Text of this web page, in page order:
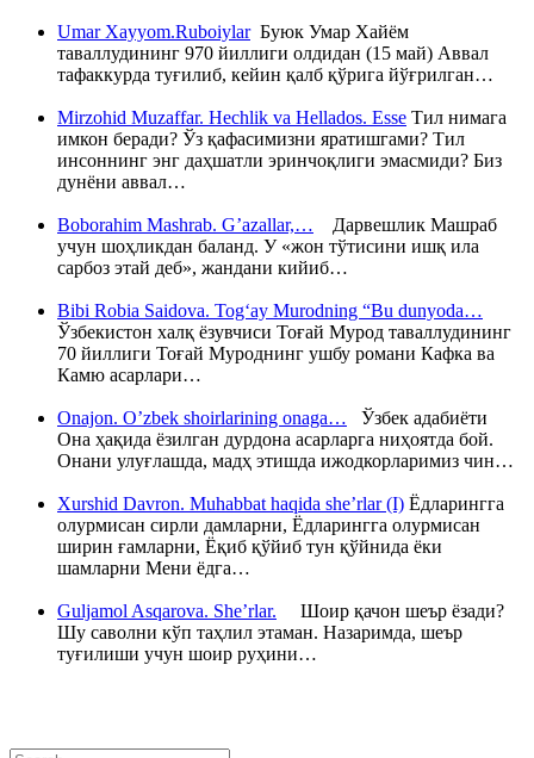
Umar Xayyom.RuboiylarБуюк Умар Хайём
таваллудининг 970 йиллиги олдидан (15 май) Аввал
тафаккурда туғилиб, кейин қалб қўрига йўғрилган…
Mirzohid Muzaffar. Hechlik va Hellados. Esse Тил нимага
имкон беради? Ўз қафасимизни яратишгами? Тил
инсоннинг энг даҳшатли эринчоқлиги эмасмиди? Биз
дунёни аввал…
Boborahim Mashrab. G’azallar,… Дарвешлик Машраб
учун шоҳликдан баланд. У «жон тўтисини ишқ ила
сарбоз этай деб», жандани кийиб…
Bibi Robia Saidova. Tog‘ay Murodning “Bu dunyoda…
Ўзбекистон халқ ёзувчиси Тоғай Мурод таваллудининг
70 йиллиги Тоғай Муроднинг ушбу романи Кафка ва
Камю асарлари…
Onajon. O’zbek shoirlarining onaga… Ўзбек адабиёти
Она ҳақида ёзилган дурдона асарларга ниҳоятда бой.
Онани улуғлашда, мадҳ этишда ижодкорларимиз чин…
Xurshid Davron. Muhabbat haqida she’rlar (I) Ёдларингга
олурмисан сирли дамларни, Ёдларингга олурмисан
ширин ғамларни, Ёқиб қўйиб тун қўйнида ёки
шамларни Мени ёдга…
Guljamol Asqarova. She’rlar. Шоир қачон шеър ёзади?
Шу саволни кўп таҳлил этаман. Назаримда, шеър
туғилиши учун шоир руҳини…